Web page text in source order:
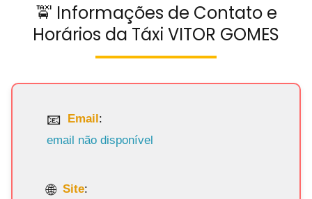
🚖 Informações de Contato e
Horários da Táxi VITOR GOMES
Email:
email não disponível
Site: